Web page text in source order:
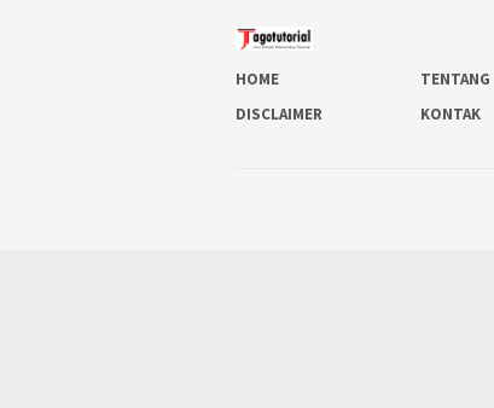
HOME TENTANG
DISCLAIMER
KONTAK